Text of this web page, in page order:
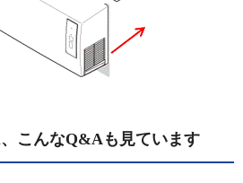
こんなQ&Aも見ています